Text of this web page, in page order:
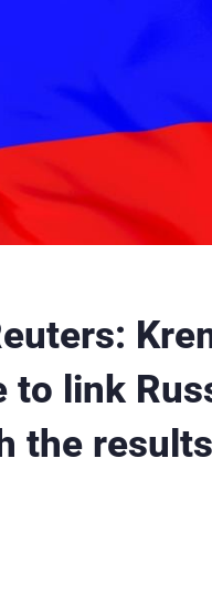
to link
the